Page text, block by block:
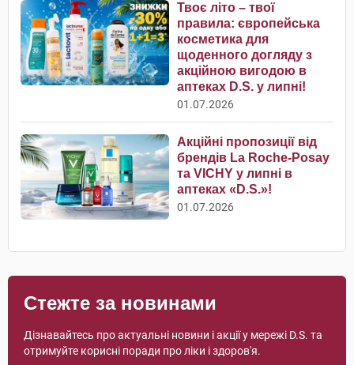
Твоє літо – твої
правила: європейська
косметика для
щоденного догляду з
акційною вигодою в
аптеках D.S. у липні!
01.07.2026
Акційні пропозиції від
брендів La Roche-Posay
та VICHY у липні в
аптеках «D.S.»!
01.07.2026
Стежте за новинами
Дізнавайтесь про актуальні новини і акції у мережі D.S. та
отримуйте корисні поради про ліки і здоров'я.